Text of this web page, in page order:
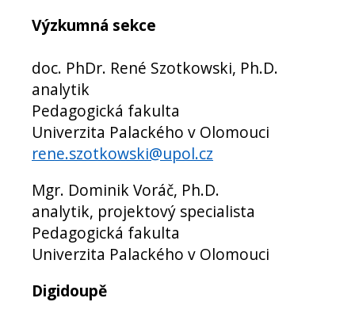
Výzkumná sekce
doc. PhDr. René Szotkowski, Ph.D.
analytik
Pedagogická fakulta
Univerzita Palackého v Olomouci
rene.szotkowski@upol.cz
Mgr. Dominik Voráč, Ph.D.
analytik, projektový specialista
Pedagogická fakulta
Univerzita Palackého v Olomouci
Digidoupě